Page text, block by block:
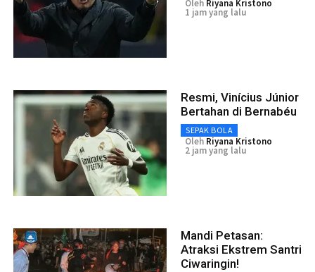
Oleh Riyana Kristono
1 jam yang lalu
Resmi, Vinícius Júnior
Bertahan di Bernabéu
SEPAK BOLA
Oleh Riyana Kristono
2 jam yang lalu
Mandi Petasan:
Atraksi Ekstrem Santri
Ciwaringin!